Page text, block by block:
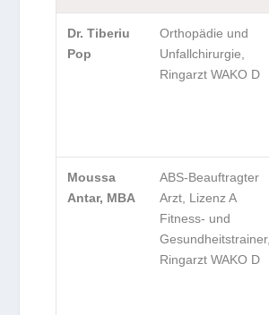
Dr. Tiberiu
Pop
Orthopädie und
Unfallchirurgie,
Ringarzt WAKO D
Moussa
Antar, MBA
ABS-Beauftragter
Arzt, Lizenz A
Fitness- und
Gesundheitstrainer,
Ringarzt WAKO D